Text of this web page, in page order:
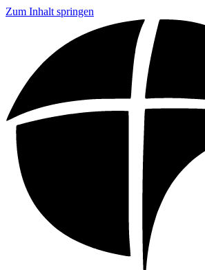
Zum Inhalt springen